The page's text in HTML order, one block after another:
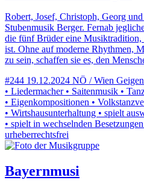
Robert, Josef, Christoph, Georg
Stubenmusik Berger. Fernab
die fünf Brüder eine
ist. Ohne auf moderne Rhythmen,
zu sein, schaffen sie es, den
#244 19.12.2024 NÖ / Wien
• Liedermacher • Saitenmusik •
• Eigenkompositionen •
• Wirtshausunterhaltung • spielt
• spielt in wechselnden
urheberrechtsfrei
Bayernmusi